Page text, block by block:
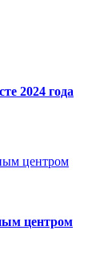
2024 года
центром